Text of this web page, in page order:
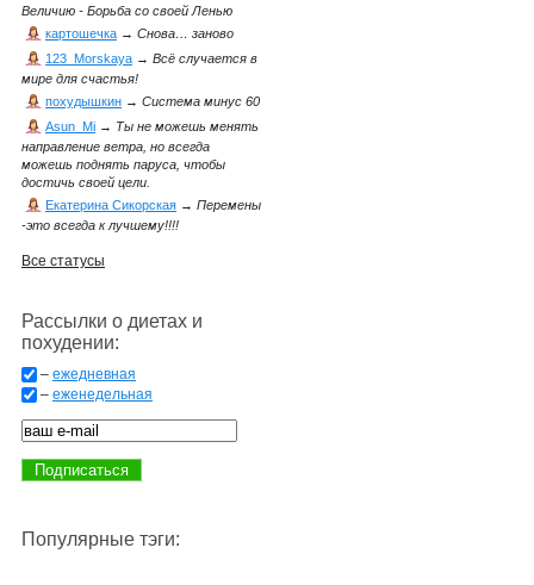
Величию - Борьба со своей Ленью
картошечка → Снова… заново
123_Morskaya → Всё случается в
мире для счастья!
похудышкин → Система минус 60
Asun_Mi → Ты не можешь менять
направление ветра, но всегда
можешь поднять паруса, чтобы
достичь своей цели.
Екатерина Сикорская → Перемены
-это всегда к лучшему!!!!
Все статусы
Рассылки о диетах и
похудении:
– ежедневная
– еженедельная
Популярные тэги: